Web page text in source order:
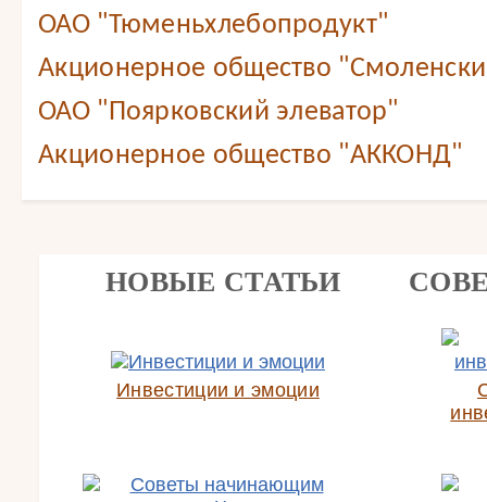
ОАО "Тюменьхлебопродукт"
Акционерное общество
ОАО "Поярковский элеватор"
Акционерное общество "АККОНД"
НОВЫЕ СТАТЬИ
Инвестиции и эмоции